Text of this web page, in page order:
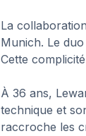
La
Munich. Le
Cette
À 36 ans,
technique et
raccroche les